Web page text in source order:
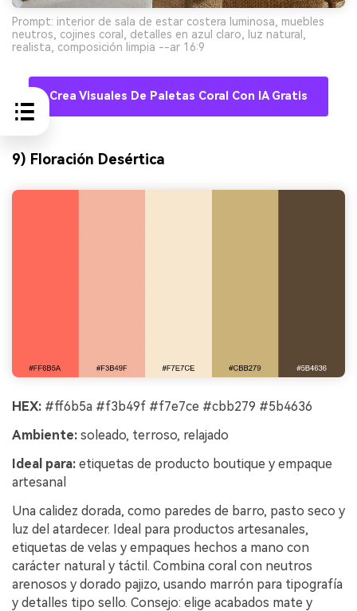
Prompt: interior de sala de estar costera luminosa, muebles
neutros, cojines coral, detalles en azul claro, luz natural,
realista, composición limpia --ar 16:9
Crea Visuales De Paletas Coral Con IA Gratis
9) Floración Desértica
HEX: #ff6b5a #f3b49f #f7e7ce #cbb279 #5b4636
Ambiente: soleado, terroso, relajado
Ideal para: etiquetas de producto boutique y empaque
artesanal
Una calidez dorada, como paredes de barro, pasto seco y
luz del atardecer. Ideal para productos artesanales,
etiquetas de velas y empaques hechos a mano con
carácter natural y táctil. Combina coral con neutros
arenosos y dorado pajizo, usando marrón para tipografía
y detalles tipo sello. Consejo: elige acabados mate y